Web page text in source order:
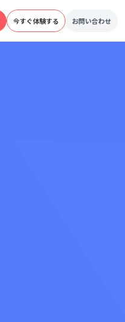
今すぐ体験する お問い合わせ